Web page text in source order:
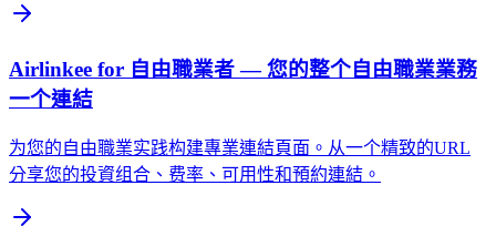
Airlinkee for 自由職業者 — 您的整个自由職業業務
一个連結
为您的自由職業实践构建專業連結頁面。从一个精致的URL
分享您的投資组合、费率、可用性和預約連結。